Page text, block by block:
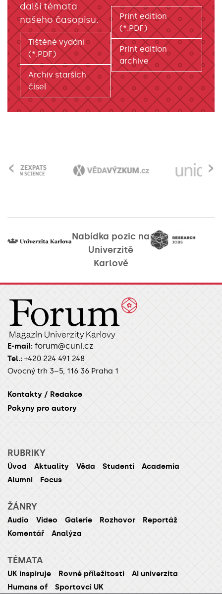
další témata
našeho časopisu.
Tištěné vydání
(*.PDF)
Archiv starších
čísel
Print edition
(*.PDF)
Print edition
archive
›
‹
Nabídka pozic na
Univerzitě
Karlově
E-mail: forum@cuni.cz
Tel.: +420 224 491 248
Ovocný trh 3–5, 116 36 Praha 1
Kontakty / Redakce
Pokyny pro autory
RUBRIKY
Úvod Aktuality Věda Studenti
Academia
Alumni
Focus
ŽÁNRY
Audio Video Galerie Rozhovor
Reportáž
Komentář
Analýza
TÉMATA
UK inspiruje Rovné příležitosti
AI univerzita
Humans of
Sportovci UK